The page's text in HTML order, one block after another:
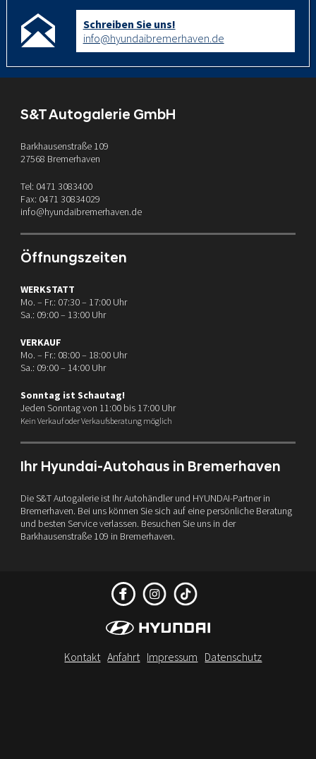
Schreiben Sie uns!
info@hyundaibremerhaven.de
S&T Autogalerie GmbH
Barkhausenstraße 109
27568 Bremerhaven
Tel: 0471 3083400
Fax: 0471 30834029
info@hyundaibremerhaven.de
Öffnungszeiten
WERKSTATT
Mo. – Fr.: 07:30 – 17:00 Uhr
Sa.: 09:00 – 13:00 Uhr
VERKAUF
Mo. – Fr.: 08:00 – 18:00 Uhr
Sa.: 09:00 – 14:00 Uhr
Sonntag ist Schautag!
Jeden Sonntag von 11:00 bis 17:00 Uhr
Kein Verkauf oder Verkaufsberatung möglich
Ihr Hyundai-Autohaus in Bremerhaven
Die S&T Autogalerie ist Ihr Autohändler und HYUNDAI-Partner in
Bremerhaven. Bei uns können Sie sich auf eine persönliche Beratung
und besten Service verlassen. Besuchen Sie uns in der
Barkhausenstraße 109 in Bremerhaven.
Kontakt Anfahrt Impressum Datenschutz